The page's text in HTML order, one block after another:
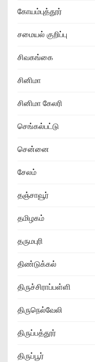
கோயம்புத்தூர்
சமையல் குறிப்பு
சிவகங்கை
சினிமா
சினிமா கேலரி
செங்கல்பட்டு
சென்னை
சேலம்
தஞ்சாவூர்
தமிழகம்
தருமபுரி
திண்டுக்கல்
திருச்சிராப்பள்ளி
திருநெல்வேலி
திருப்பத்தூர்
திருப்பூர்